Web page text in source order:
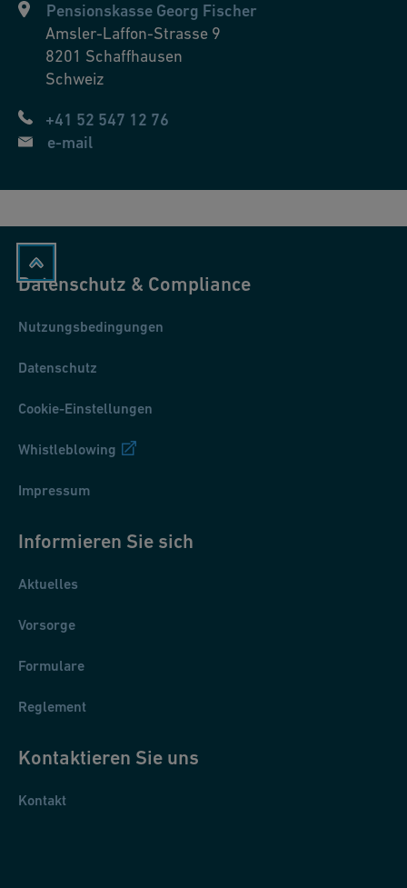
Pensionskasse Georg Fischer
Amsler-Laffon-Strasse 9
8201 Schaffhausen
Schweiz
+41 52 547 12 76
e-mail
Datenschutz & Compliance
Nutzungsbedingungen
Datenschutz
Cookie-Einstellungen
Whistleblowing
Impressum
Informieren Sie sich
Aktuelles
Vorsorge
Formulare
Reglement
Kontaktieren Sie uns
Kontakt